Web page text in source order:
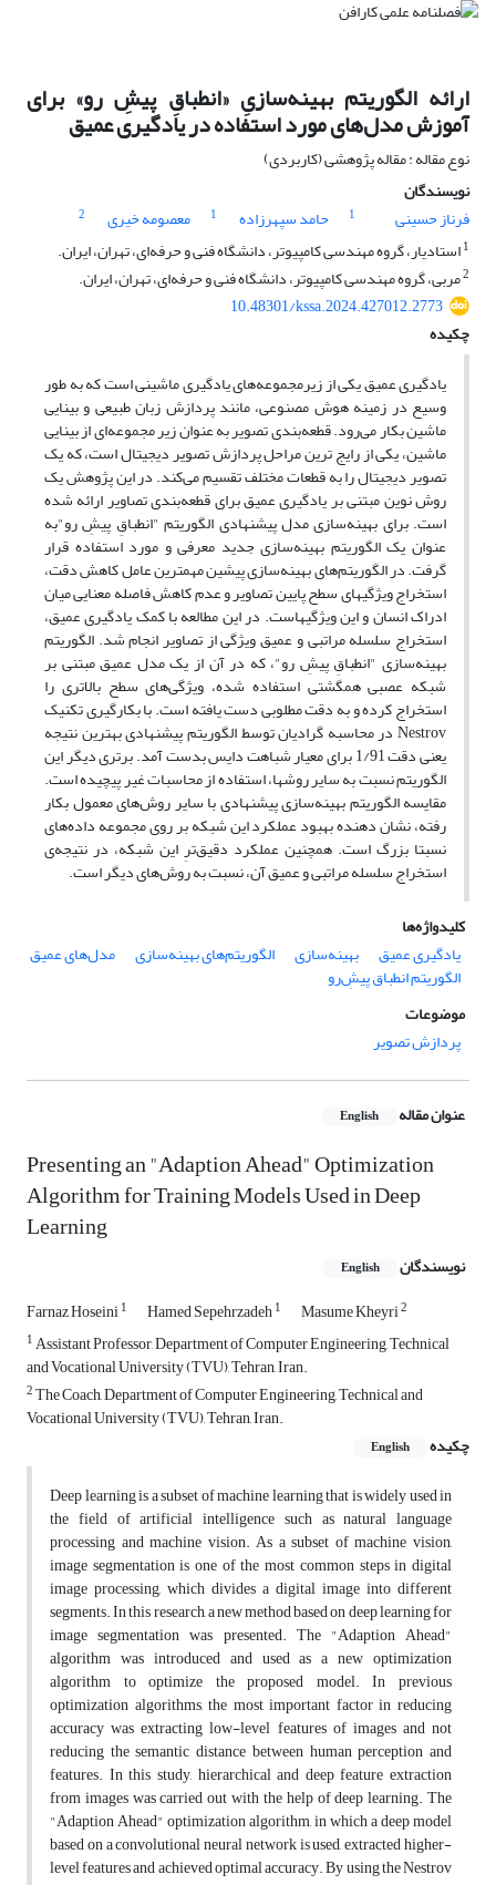
ارائه الگوریتم بهینه‌سازیِ «انطباقِ پیش‌ِ رو» برای
آموزش مدل‌های مورد استفاده در یادگیری عمیق
نوع مقاله : مقاله پژوهشی (کاربردی)
نویسندگان
فرناز حسینی
1 حامد سپهرزاده 1 معصومه خیری
2
1استادیار، گروه مهندسی کامپیوتر، دانشگاه فنی و حرفه‌ای، تهران، ایران.
2مربی، گروه مهندسی کامپیوتر، دانشگاه فنی و حرفه‌ای، تهران، ایران.
10.48301/kssa.2024.427012.2773
چکیده
یادگیری عمیق یکی از زیرمجموعه‌های یادگیری ماشینی است که به طور
وسیع در زمینه هوش مصنوعی، مانند پردازش زبان طبیعی و بینایی
ماشین بکار می‌رود. قطعه‌بندی تصویر به عنوان زیر مجموعه‌ای از بینایی
ماشین، یکی از رایج ترین مراحل پردازش تصویر دیجیتال است، که یک
تصویر دیجیتال را به قطعات مختلف تقسیم می‌کند. در این پژوهش یک
روش نوین مبتنی بر یادگیری عمیق برای قطعه‌بندی تصاویر ارائه شده
است. برای بهینه‌سازی مدل پیشنهادی الگوریتم "انطباقِ پیشِ رو"به
عنوان یک الگوریتم بهینه‌سازی جدید معرفی و مورد استفاده قرار
گرفت. در الگوریتم‌های بهینه‌سازی پیشین مهم­ترین عامل کاهش دقت،
استخراج ویژگی­های سطح پایین تصاویر و عدم کاهش فاصله معنایی میان
ادراک انسان و این ویژگی­هاست. در این مطالعه با کمک یادگیری عمیق،
استخراج سلسله مراتبی و عمیق ویژگی از تصاویر انجام شد. الگوریتم
بهینه‌سازی "انطباقِ پیشِ رو"، که در آن از یک مدل عمیق مبتنی بر
شبکه عصبی همگشتی استفاده شده، ویژگی‌های سطح بالاتری را
استخراج کرده و به دقت مطلوبی دست یافته است. با بکارگیری تکنیک
Nestrov در محاسبه گرادیان توسط الگوریتم پیشنهادی بهترین نتیجه
یعنی دقت 1/91 برای معیار شباهت دایس بدست آمد. برتری دیگر این
الگوریتم نسبت به سایر روش­ها، استفاده از محاسبات غیر پیچیده است.
مقایسه الگوریتم بهینه‌سازی پیشنهادی با سایر روش‌های معمول بکار
رفته، نشان دهنده بهبود عملکرد این شبکه بر روی مجموعه داده‌های
نسبتا بزرگ است. همچنین عملکرد دقیق‌ترِ این شبکه، در نتیجه‌ی
استخراج سلسله مراتبی و عمیق آن، نسبت به روش‌های دیگر است.
کلیدواژه‌ها
یادگیری عمیق
بهینه‌سازی الگوریتم‌های بهینه‌سازی مدل‌های عمیق
الگوریتم انطباق پیشِ‌رو
موضوعات
پردازش تصویر
عنوان مقاله English
Presenting an "Adaption Ahead" Optimization
Algorithm for Training Models Used in Deep
Learning
نویسندگان English
Farnaz Hoseini1 Hamed Sepehrzadeh1 Masume Kheyri2
1Assistant Professor, Department of Computer Engineering, Technical
and Vocational University (TVU), Tehran, Iran.
2The Coach, Department of Computer Engineering, Technical and
Vocational University (TVU), Tehran, Iran.
چکیده
English
Deep learning is a subset of machine learning that is widely used in
the field of artificial intelligence such as natural language
processing and machine vision. As a subset of machine vision,
image segmentation is one of the most common steps in digital
image processing, which divides a digital image into different
segments. In this research, a new method based on deep learning for
image segmentation was presented. The "Adaption Ahead"
algorithm was introduced and used as a new optimization
algorithm to optimize the proposed model. In previous
optimization algorithms, the most important factor in reducing
accuracy was extracting low-level features of images and not
reducing the semantic distance between human perception and
features. In this study, hierarchical and deep feature extraction
from images was carried out with the help of deep learning. The
"Adaption Ahead" optimization algorithm, in which a deep model
based on a convolutional neural network is used, extracted higher-
level features and achieved optimal accuracy. By using the Nestrov